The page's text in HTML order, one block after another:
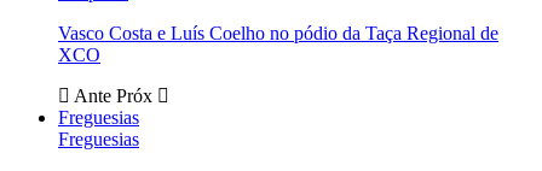
Vasco Costa e Luís Coelho no pódio da Taça Regional de
XCO
Ante Próx
Freguesias
Freguesias